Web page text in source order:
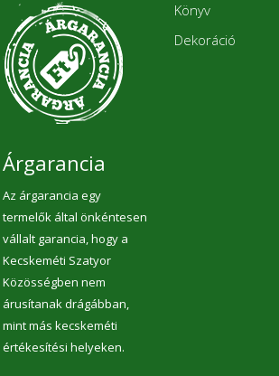
Árgarancia
Az árgarancia egy
termelők által önkéntesen
vállalt garancia, hogy a
Kecskeméti Szatyor
Közösségben nem
árusítanak drágábban,
mint más kecskeméti
értékesítési helyeken.
Könyv
Dekoráció